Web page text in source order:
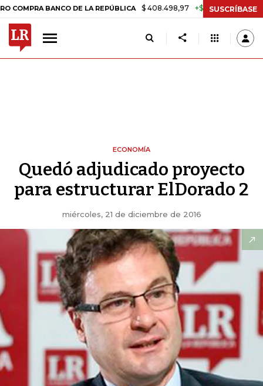
BANCO DE LA REPÚBLICA $ 408.498,97 +$ 8.753,81 +2,19%
SUSCRÍBASE
ECONOMÍA
Quedó adjudicado proyecto
para estructurar ElDorado 2
miércoles, 21 de diciembre de 2016